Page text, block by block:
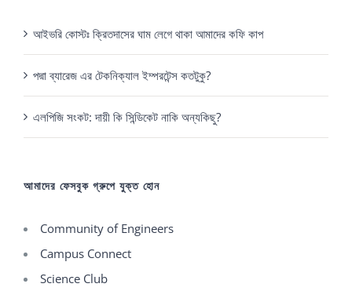
আইভরি কোস্টঃ ক্রিতদাসের ঘাম লেগে থাকা আমাদের কফি কাপ
পদ্মা ব্যারেজ এর টেকনিক্যাল ইম্পরটেন্স কতটুকু?
এলপিজি সংকট: দায়ী কি সিন্ডিকেট নাকি অন্যকিছু?
আমাদের ফেসবুক গ্রুপে যুক্ত হোন
Community of Engineers
Campus Connect
Science Club